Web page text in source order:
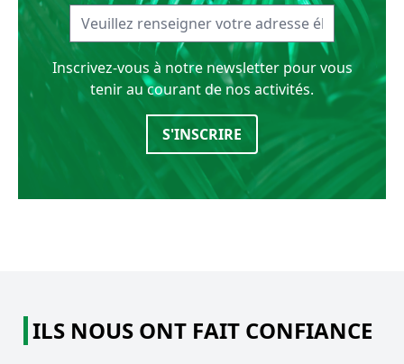
Inscrivez-vous à notre newsletter pour vous
tenir au courant de nos activités.
S'INSCRIRE
ILS NOUS ONT FAIT CONFIANCE